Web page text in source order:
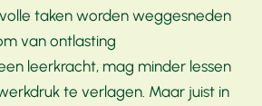
taken worden weggesneden
van ontlasting
leerkracht, mag minder lessen
te verlagen. Maar juist in